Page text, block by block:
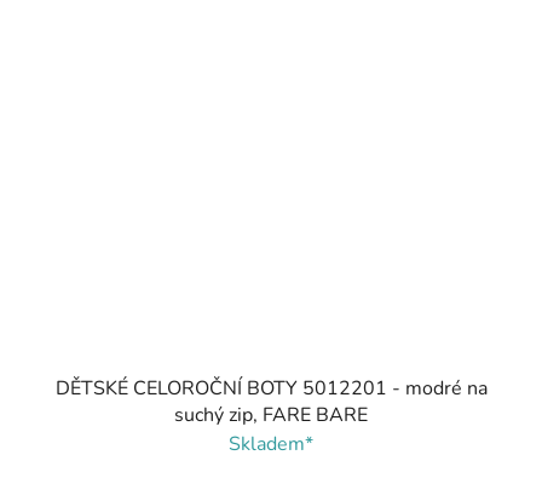
DĚTSKÉ CELOROČNÍ BOTY 5012201 - modré na
suchý zip, FARE BARE
Skladem*